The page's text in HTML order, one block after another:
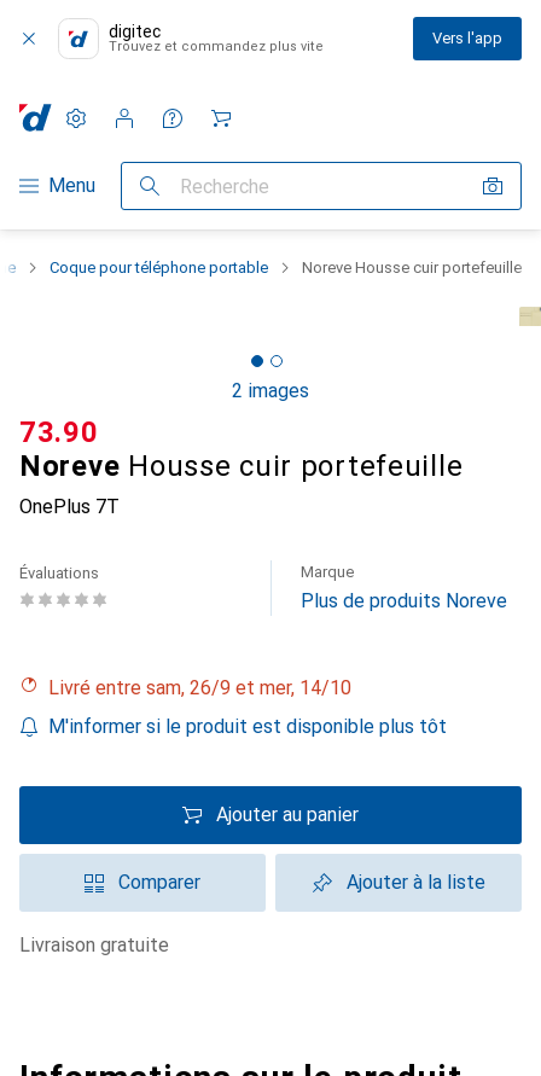
digitec
Trouvez et commandez plus vite Vers l'app
Navigation par catégorie
Menu Recherche
Paramètres
Compte client
Listes de comparaison
Listes d'envies
Panier
Coque pour téléphone portable Noreve Housse cuir portefeuille
2 images
Noreve Housse cuir portefeuille
OnePlus 7T
CHF
73.90
Évaluations Marque
Plus de produits Noreve
Livré entre sam, 26/9 et mer, 14/10
M'informer si le produit est disponible plus tôt
Ajouter au panier
Comparer Ajouter à la liste
livraison gratuite